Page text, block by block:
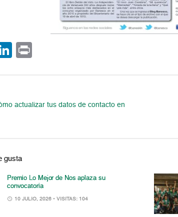
LinkedIn
actualizar tus datos de contacto en
gusta
Premio Lo Mejor de Nos aplaza su
convocatoria
10 JULIO, 2026 • VISITAS: 104